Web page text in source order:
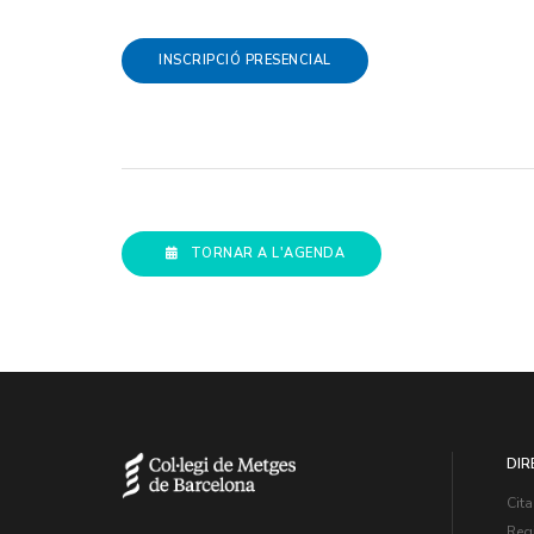
INSCRIPCIÓ PRESENCIAL
TORNAR A L'AGENDA